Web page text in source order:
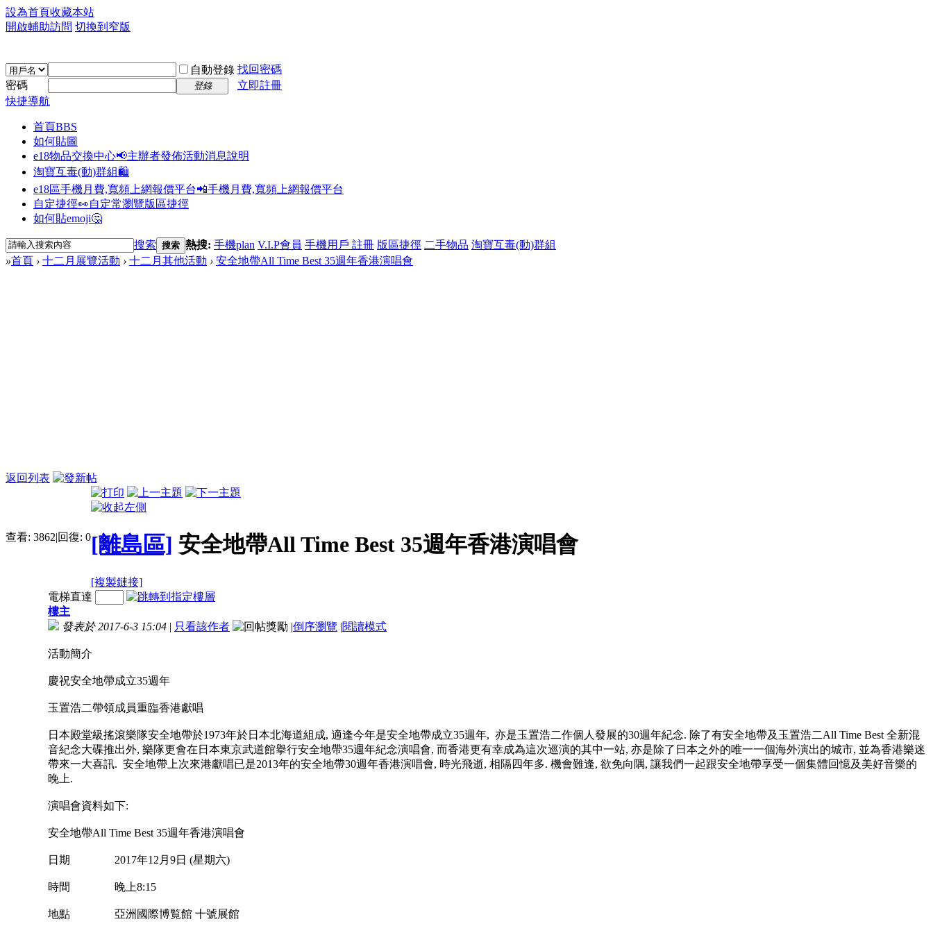
設為首頁收藏本站
開啟輔助訪問 切換到窄版
自動登錄 找回密碼
密碼
登錄
立即註冊
快捷導航
首頁BBS
如何貼圖
e18物品交換中心📢主辦者發佈活動消息說明
淘寶互毒(動)群組🛍️
e18區手機月費,寬頻上網報價平台📲手機月費,寬頻上網報價平台
自定捷徑👀自定常瀏覽版區捷徑
如何貼emoji🤔
搜索 搜索 熱搜: 手機plan V.I.P會員 手機用戶 註冊 版區捷徑 二手物品 淘寶互毒(動)群組
»首頁 › 十二月展覽活動 › 十二月其他活動 › 安全地帶All Time Best 35週年香港演唱會
返回列表
查看: 3862|回復: 0[離島區] 安全地帶All Time Best 35週年香港演唱會
[複製鏈接]
電梯直達
樓主
發表於 2017-6-3 15:04 | 只看該作者 |倒序瀏覽 |閱讀模式
活動簡介
慶祝安全地帶成立35週年
玉置浩二帶領成員重臨香港獻唱
日本殿堂級搖滾樂隊安全地帶於1973年於日本北海道組成, 適逢今年是安全地帶成立35週年, 亦是玉置浩二作個人發展的30週年紀念. 除了有安全地帶及玉置浩二All Time Best 全新混
音紀念大碟推出外, 樂隊更會在日本東京武道館擧行安全地帶35週年紀念演唱會, 而香港更有幸成為這次巡演的其中一站, 亦是除了日本之外的唯一一個海外演出的城市, 並為香港樂迷
帶來一大喜訊. 安全地帶上次來港獻唱已是2013年的安全地帶30週年香港演唱會, 時光飛逝, 相隔四年多. 機會難逢, 欲免向隅, 讓我們一起跟安全地帶享受一個集體回憶及美好音樂的
晚上.
演唱會資料如下:
安全地帶All Time Best 35週年香港演唱會
日期 2017年12月9日 (星期六)
時間 晚上8:15
地點 亞洲國際博覧館 十號展館